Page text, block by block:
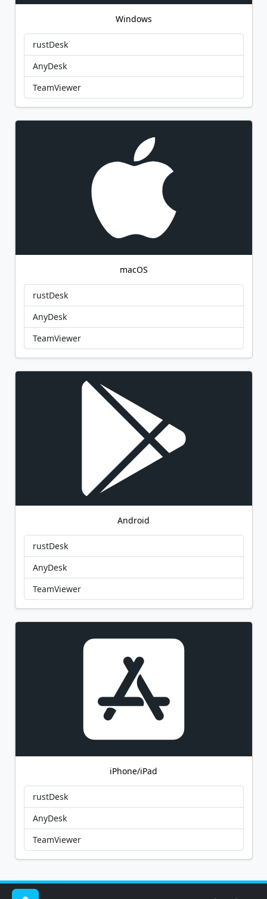
Windows
rustDesk
AnyDesk
TeamViewer
macOS
rustDesk
AnyDesk
TeamViewer
Android
rustDesk
AnyDesk
TeamViewer
iPhone/iPad
rustDesk
AnyDesk
TeamViewer